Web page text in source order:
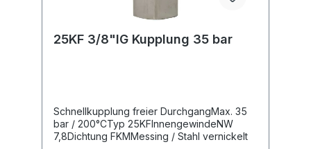
25KF 3/8"IG Kupplung 35 bar
Schnellkupplung freier DurchgangMax. 35
bar / 200°CTyp 25KFInnengewindeNW
7,8Dichtung FKMMessing / Stahl vernickelt